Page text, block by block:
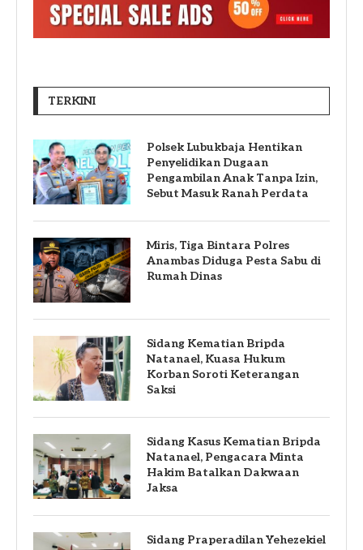
TERKINI
Polsek Lubukbaja Hentikan
Penyelidikan Dugaan
Pengambilan Anak Tanpa Izin,
Sebut Masuk Ranah Perdata
Miris, Tiga Bintara Polres
Anambas Diduga Pesta Sabu di
Rumah Dinas
Sidang Kematian Bripda
Natanael, Kuasa Hukum
Korban Soroti Keterangan
Saksi
Sidang Kasus Kematian Bripda
Natanael, Pengacara Minta
Hakim Batalkan Dakwaan
Jaksa
Sidang Praperadilan Yehezekiel